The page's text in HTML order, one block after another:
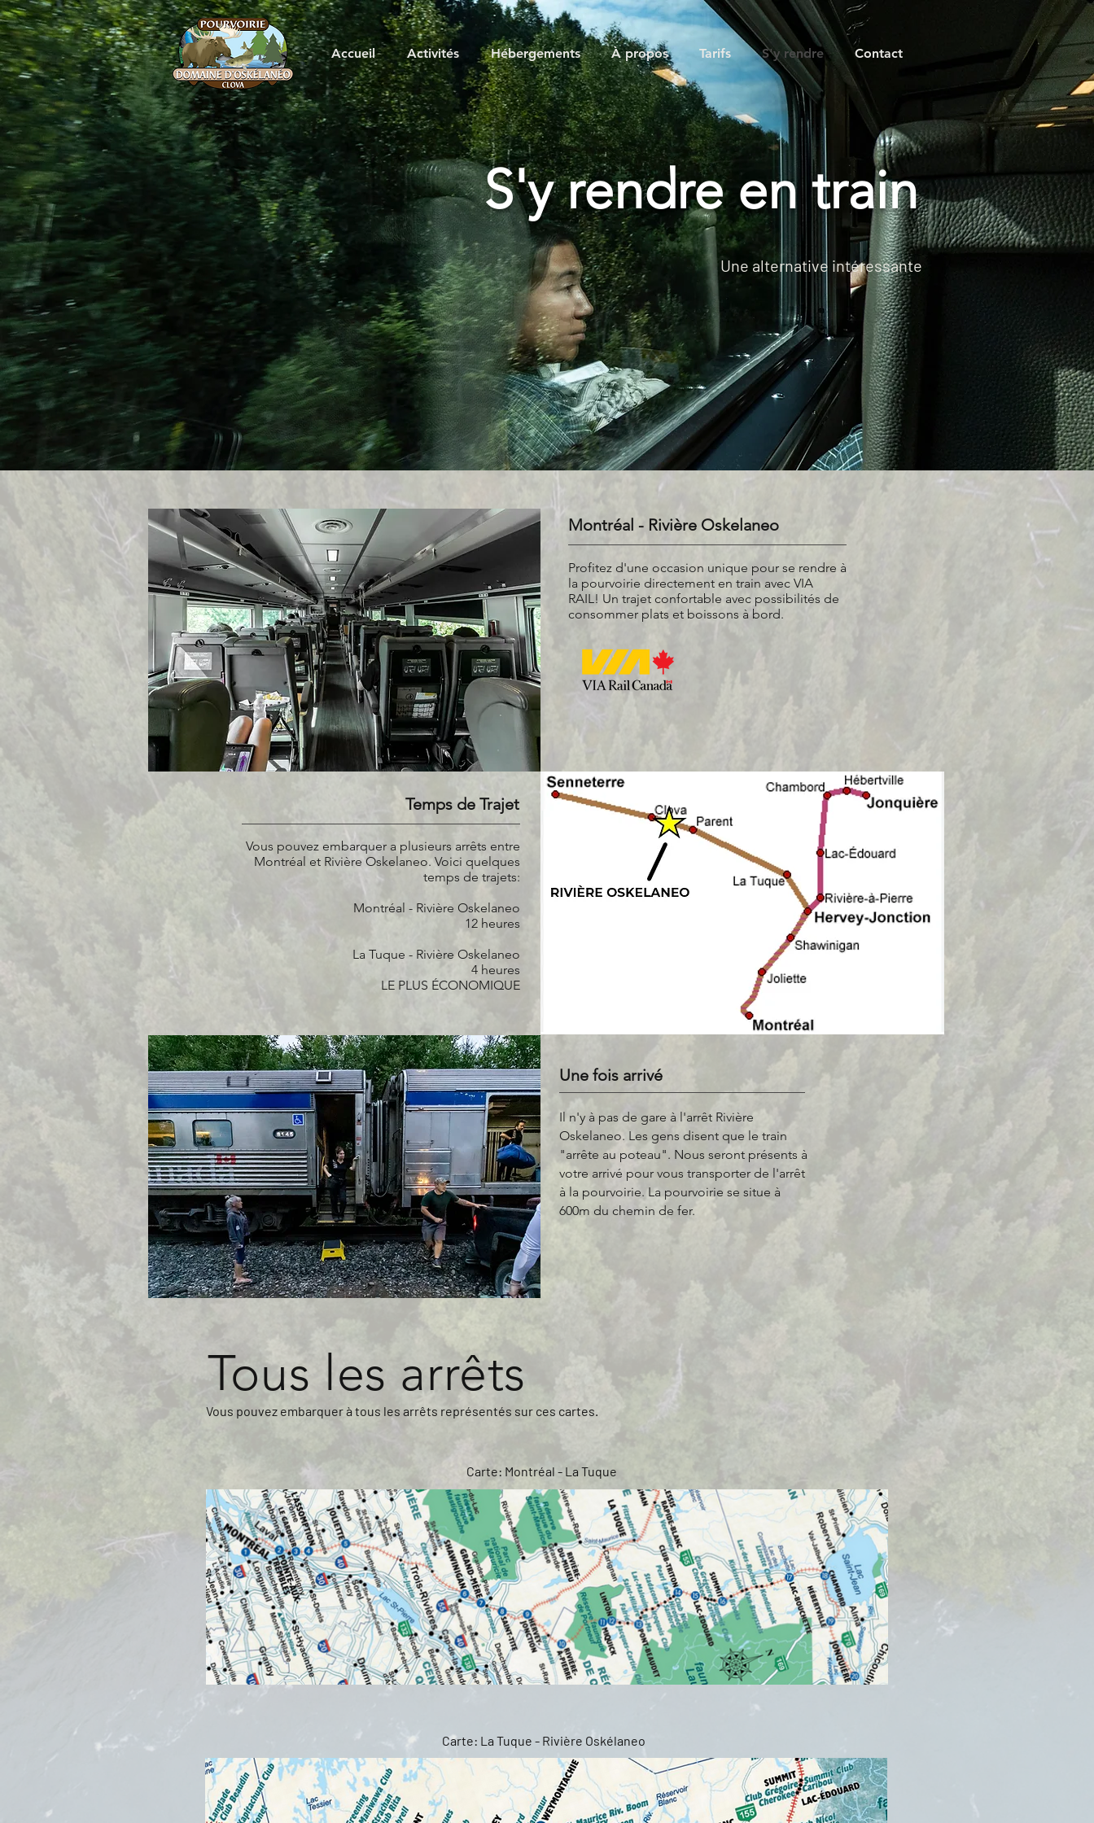
Accueil Activités Hébergements À propos Tarifs S'y rendre Contact
Une alternative intéressante
S'y rendre en train
Montréal - Rivière Oskelaneo
Profitez d'une occasion unique pour se rendre à
la pourvoirie directement en train avec VIA
RAIL! Un trajet confortable avec possibilités de
consommer plats et boissons à bord.
Temps de Trajet
Vous pouvez embarquer a plusieurs arrêts entre
Montréal et Rivière Oskelaneo. Voici quelques
temps de trajets:
Montréal - Rivière Oskelaneo
12 heures
La Tuque - Rivière Oskelaneo
4 heures
LE PLUS ÉCONOMIQUE
Une fois arrivé
Il n'y à pas de gare à l'arrêt Rivière
Oskelaneo. Les gens disent que le train
"arrête au poteau". Nous seront présents à
votre arrivé pour vous transporter de l'arrêt
à la pourvoirie. La pourvoirie se situe à
600m du chemin de fer.
Tous les arrêts
Vous pouvez embarquer à tous les arrêts représentés sur ces cartes.
Carte: Montréal - La Tuque
Carte: La Tuque - Rivière Oskélaneo